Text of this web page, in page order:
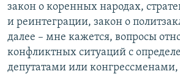
закон о коренных народах,
и реинтеграции, закон о
далее – мне кажется, вопросы
конфликтных ситуаций с
депутатами или